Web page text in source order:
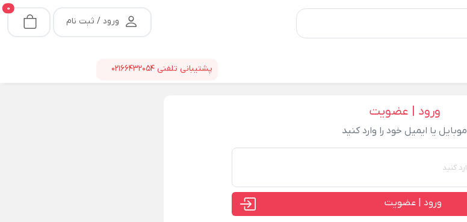
ورود / ثبت نام
0
پشتیبانی تلفنی 02166432054
ورود | عضویت
موبایل یا ایمیل خود را وارد کنید
ورود | عضویت